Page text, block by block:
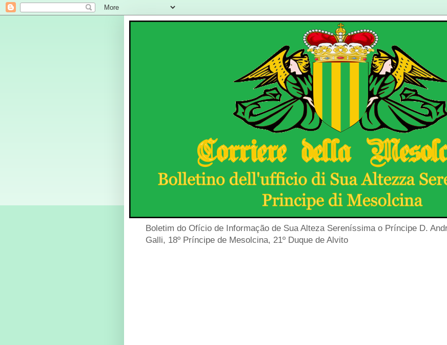
Boletim do Ofício de Informação de Sua Alteza Sereníssima o Príncipe D.
Galli, 18º Príncipe de Mesolcina, 21º Duque de Alvito